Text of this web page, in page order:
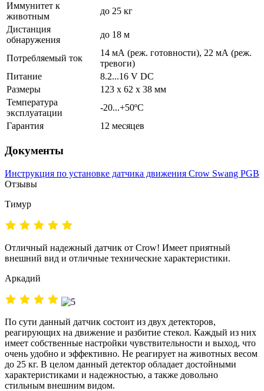
Иммунитет к
животным
до 25 кг
Дистанция
обнаружения
до 18 м
Потребляемый ток
14 мА (реж. готовности), 22 мА (реж.
тревоги)
Питание
8.2...16 V DC
Размеры
123 x 62 x 38 мм
Температура
эксплуатации
-20...+50ºС
Гарантия
12 месяцев
Документы
Инструкция по установке датчика движения Crow Swang PGB
Отзывы
Тимур
Отличный надежный датчик от Crow! Имеет приятный
внешний вид и отличные технические характеристики.
Аркадий
По сути данный датчик состоит из двух детекторов,
реагирующих на движение и разбитие стекол. Каждый из них
имеет собственные настройки чувствительности и выход, что
очень удобно и эффективно. Не реагирует на животных весом
до 25 кг. В целом данный детектор обладает достойными
характеристиками и надежностью, а также довольно
стильным внешним видом.